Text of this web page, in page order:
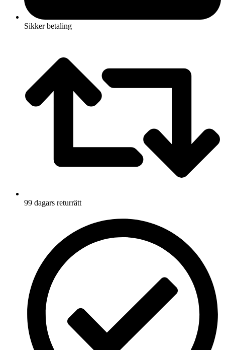
Sikker betaling
99 dagars returrätt